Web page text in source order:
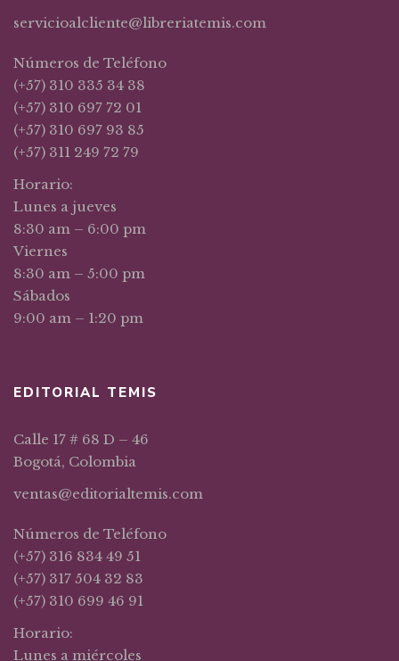
servicioalcliente@libreriatemis.com
Números de Teléfono
(+57) 310 335 34 38
(+57) 310 697 72 01
(+57) 310 697 93 85
(+57) 311 249 72 79
Horario:
Lunes a jueves
8:30 am – 6:00 pm
Viernes
8:30 am – 5:00 pm
Sábados
9:00 am – 1:20 pm
EDITORIAL TEMIS
Calle 17 # 68 D – 46
Bogotá, Colombia
ventas@editorialtemis.com
Números de Teléfono
(+57) 316 834 49 51
(+57) 317 504 32 83
(+57) 310 699 46 91
Horario:
Lunes a miércoles